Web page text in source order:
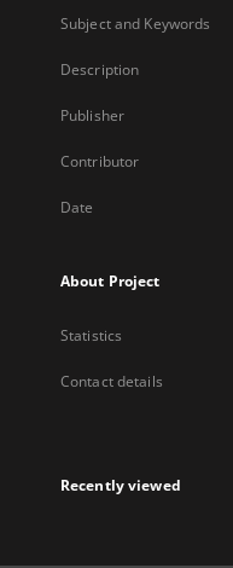
Subject and Keywords
Description
Publisher
Contributor
Date
About Project
Statistics
Contact details
Recently viewed